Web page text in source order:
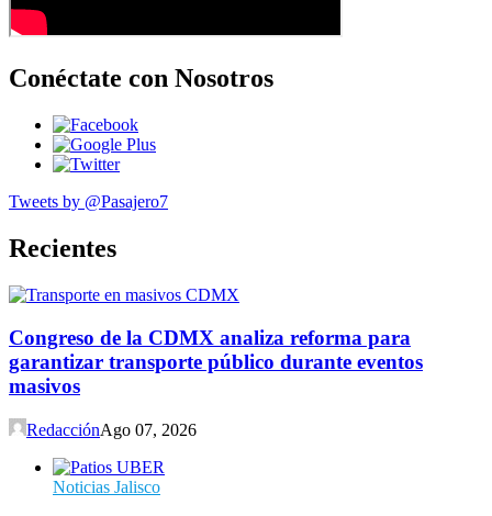
Conéctate con Nosotros
Tweets by @Pasajero7
Recientes
Congreso de la CDMX analiza reforma para
garantizar transporte público durante eventos
masivos
RedacciónAgo 07, 2026
Noticias Jalisco